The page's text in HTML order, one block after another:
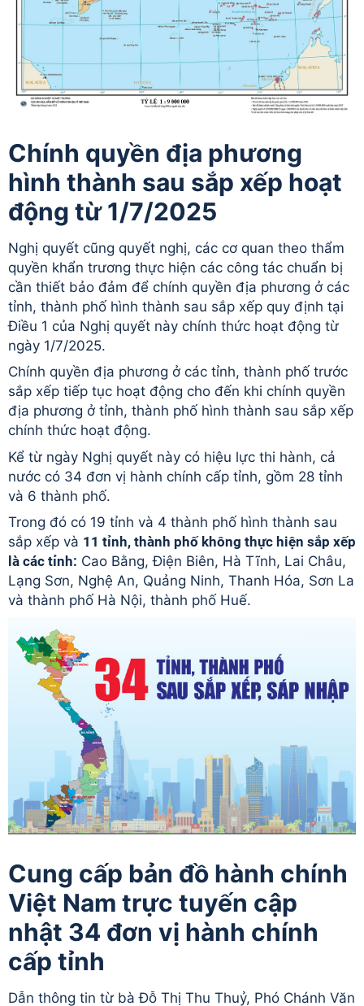
Chính quyền địa phương
hình thành sau sắp xếp hoạt
động từ 1/7/2025
Nghị quyết cũng quyết nghị, các cơ quan theo thẩm
quyền khẩn trương thực hiện các công tác chuẩn bị
cần thiết bảo đảm để chính quyền địa phương ở các
tỉnh, thành phố hình thành sau sắp xếp quy định tại
Điều 1 của Nghị quyết này chính thức hoạt động từ
ngày 1/7/2025.
Chính quyền địa phương ở các tỉnh, thành phố trước
sắp xếp tiếp tục hoạt động cho đến khi chính quyền
địa phương ở tỉnh, thành phố hình thành sau sắp xếp
chính thức hoạt động.
Kể từ ngày Nghị quyết này có hiệu lực thi hành, cả
nước có 34 đơn vị hành chính cấp tỉnh, gồm 28 tỉnh
và 6 thành phố.
Trong đó có 19 tỉnh và 4 thành phố hình thành sau
sắp xếp và 11 tỉnh, thành phố không thực hiện sắp xếp
là các tỉnh: Cao Bằng, Điện Biên, Hà Tĩnh, Lai Châu,
Lạng Sơn, Nghệ An, Quảng Ninh, Thanh Hóa, Sơn La
và thành phố Hà Nội, thành phố Huế.
Cung cấp bản đồ hành chính
Việt Nam trực tuyến cập
nhật 34 đơn vị hành chính
cấp tỉnh
Dẫn thông tin từ bà Đỗ Thị Thu Thuỷ, Phó Chánh Văn